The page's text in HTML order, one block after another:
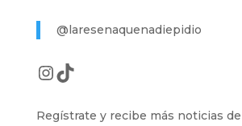
@laresenaquenadiepidio
Instagram
TikTok
Regístrate y recibe más noticias de